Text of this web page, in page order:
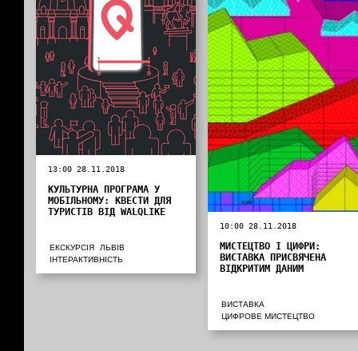
13:00 28.11.2018
КУЛЬТУРНА ПРОГРАМА У
МОБІЛЬНОМУ: КВЕСТИ ДЛЯ
ТУРИСТІВ ВІД WALQLIKE
ЕКСКУРСІЯ
ЛЬВІВ
ІНТЕРАКТИВНІСТЬ
10:00 28.11.2018
МИСТЕЦТВО І ЦИФРИ:
ВИСТАВКА ПРИСВЯЧЕНА
ВІДКРИТИМ ДАНИМ
ВИСТАВКА
ЦИФРОВЕ МИСТЕЦТВО